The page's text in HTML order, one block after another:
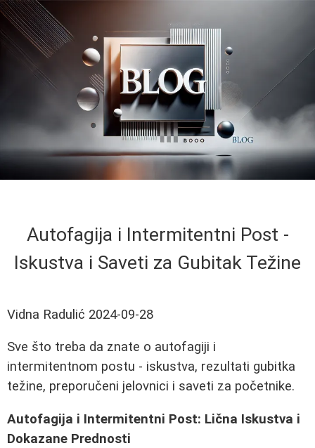
Autofagija i Intermitentni Post -
Iskustva i Saveti za Gubitak Težine
Vidna Radulić 2024-09-28
Sve što treba da znate o autofagiji i
intermitentnom postu - iskustva, rezultati gubitka
težine, preporučeni jelovnici i saveti za početnike.
Autofagija i Intermitentni Post: Lična Iskustva i
Dokazane Prednosti